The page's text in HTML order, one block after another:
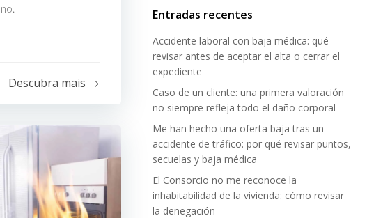
Descubra mais
Entradas recentes
Accidente laboral con baja médica: qué
revisar antes de aceptar el alta o cerrar el
expediente
Caso de un cliente: una primera valoración
no siempre refleja todo el daño corporal
Me han hecho una oferta baja tras un
accidente de tráfico: por qué revisar puntos,
secuelas y baja médica
El Consorcio no me reconoce la
inhabitabilidad de la vivienda: cómo revisar
la denegación